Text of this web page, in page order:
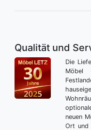
Qualität und
Die
Möbel
neuen
Ort und